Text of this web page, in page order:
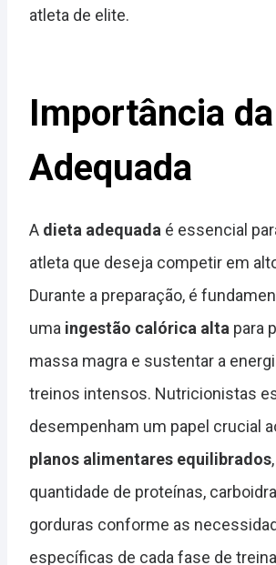
atleta de elite.
Importância
Adequada
A dieta adequada é essencial
atleta que deseja competir em
Durante a preparação, é
uma ingestão calórica alta para
massa magra e sustentar a
treinos intensos. Nutricionistas
desempenham um papel crucial
planos alimentares equilibrados
quantidade de proteínas,
gorduras conforme as
específicas de cada fase de